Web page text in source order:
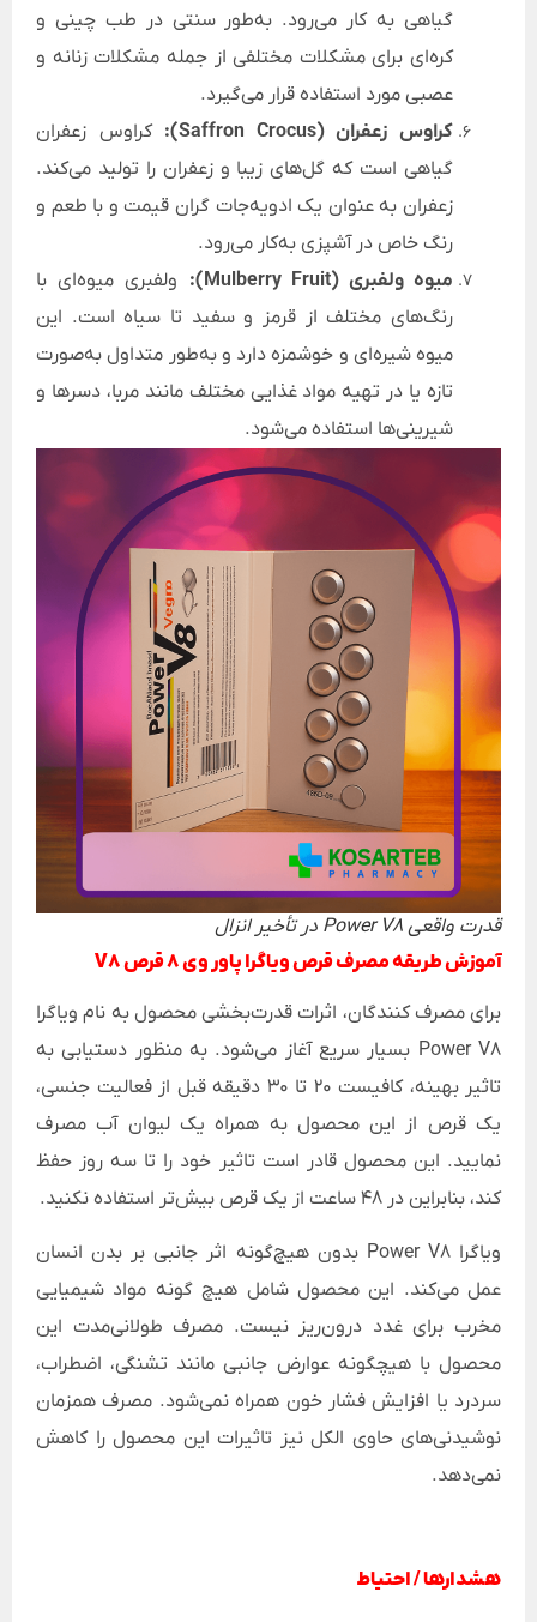
گیاهی به کار می‌رود. به‌طور سنتی در طب چینی و
کره‌ای برای مشکلات مختلفی از جمله مشکلات زنانه و
عصبی مورد استفاده قرار می‌گیرد.
کراوس زعفران (Saffron Crocus):
کراوس زعفران
گیاهی است که گل‌های زیبا و زعفران را تولید می‌کند.
زعفران به عنوان یک ادویه‌جات گران قیمت و با طعم و
رنگ خاص در آشپزی به‌کار می‌رود.
میوه ولفبری (Mulberry Fruit):
ولفبری میوه‌ای با
رنگ‌های مختلف از قرمز و سفید تا سیاه است. این
میوه شیره‌ای و خوشمزه دارد و به‌طور متداول به‌صورت
تازه یا در تهیه مواد غذایی مختلف مانند مربا، دسرها و
شیرینی‌ها استفاده می‌شود.
قدرت واقعی Power V8 در تأخیر انزال
آموزش طریقه مصرف قرص ویاگرا پاور وی 8 قرص V8
برای مصرف کنندگان، اثرات قدرت‌بخشی محصول به نام ویاگرا
Power V8 بسیار سریع آغاز می‌شود. به منظور دستیابی به
تاثیر بهینه، کافیست 20 تا 30 دقیقه قبل از فعالیت جنسی،
یک قرص از این محصول به همراه یک لیوان آب مصرف
نمایید. این محصول قادر است تاثیر خود را تا سه روز حفظ
کند، بنابراین در 48 ساعت از یک قرص بیش‌تر استفاده نکنید.
ویاگرا Power V8 بدون هیچ‌گونه اثر جانبی بر بدن انسان
عمل می‌کند. این محصول شامل هیچ گونه مواد شیمیایی
مخرب برای غدد درون‌ریز نیست. مصرف طولانی‌مدت این
محصول با هیچگونه عوارض جانبی مانند تشنگی، اضطراب،
سردرد یا افزایش فشار خون همراه نمی‌شود. مصرف همزمان
نوشیدنی‌های حاوی الکل نیز تاثیرات این محصول را کاهش
نمی‌دهد.
هشدارها / احتیاط